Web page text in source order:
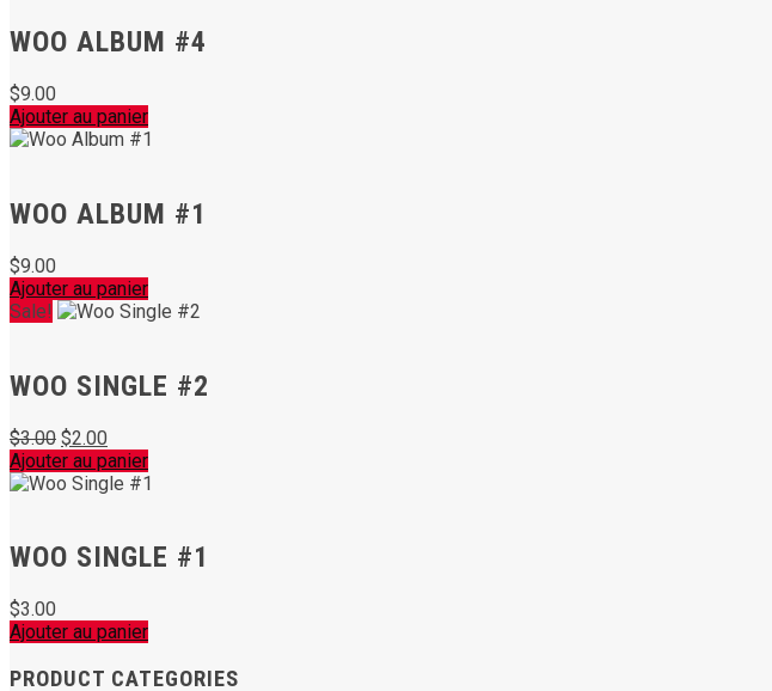
WOO ALBUM #4
$9.00
Ajouter au panier
WOO ALBUM #1
$9.00
Ajouter au panier
Sale!
WOO SINGLE #2
$3.00 Le
prix
initial
$2.00
prix
actuel
Ajouter au panier
WOO SINGLE #1
$3.00
Ajouter au panier
PRODUCT CATEGORIES